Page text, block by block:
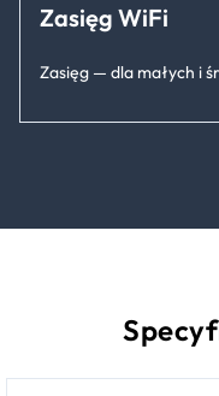
Zasięg WiFi
Zasięg — dla małych i